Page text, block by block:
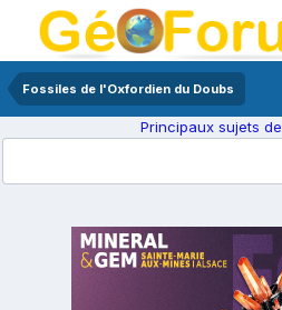
Fossiles de l'Oxfordien du Doubs
Principaux sujets